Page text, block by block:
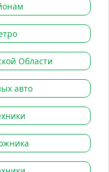
Области
авто